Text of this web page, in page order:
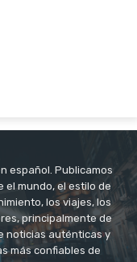
español. Publicamos
el mundo, el estilo de
los viajes, los
principalmente de
noticias auténticas y
más confiables de